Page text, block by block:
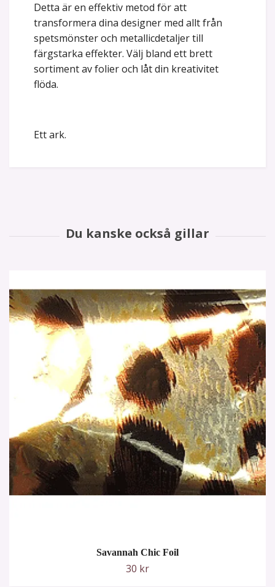
Detta är en effektiv metod för att
transformera dina designer med allt från
spetsmönster och metallicdetaljer till
färgstarka effekter. Välj bland ett brett
sortiment av folier och låt din kreativitet
flöda.
Ett ark.
Savannah Chic Foil
30 kr